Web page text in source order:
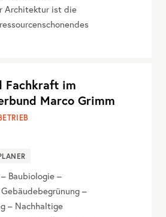
Architektur ist die
Fachkraft im
Marco Grimm
Baubiologie –
–
– Nachhaltige